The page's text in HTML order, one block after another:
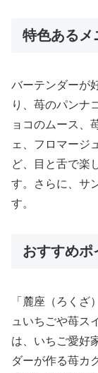
特色あるメ
バーテンダーが
り、苺のパンナ
ョコのムース、
ェ、フロマージ
ど、目と舌で楽
す。さらに、サ
す。
おすすめポ
「麓座（ろく
ュいちごや苺ス
は、いちご愛好
ダーが作る苺カ